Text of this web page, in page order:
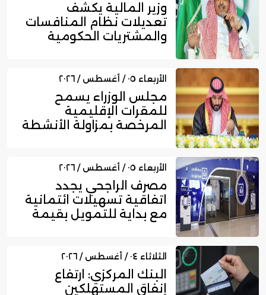
وزير المالية يكشف
تعديلات نظام المنافسات
والمشتريات الحكومية
الأربعاء ٠٥ / أغسطس / ٢٠٢٦
مجلس الوزراء يسمح
للمقرات الإقليمية
المرخصة بمزاولة الأنشطة
الأربعاء ٠٥ / أغسطس / ٢٠٢٦
مصرف الراجحي يجدد
اتفاقية تسهيلات ائتمانية
مع بداية للتمويل بقيمة
الثلاثاء ٠٤ / أغسطس / ٢٠٢٦
البنك المركزي: ارتفاع
إنفاق المستهلكين